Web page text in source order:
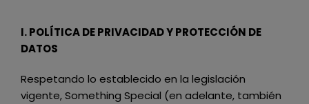
I. POLÍTICA DE PRIVACIDAD Y PROTECCIÓN DE
DATOS
Respetando lo establecido en la legislación
vigente,Something Special (en adelante, también